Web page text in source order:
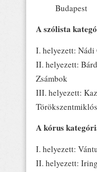
Budapest
A szólista
I. helyezett: Nádi
II. helyezett:
Zsámbok
III. helyezett:
Törökszentmiklós
A kórus
I. helyezett:
II. helyezett: